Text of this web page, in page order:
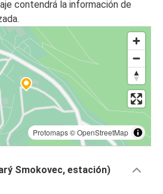
contendrá la información de
Protomaps©OpenStreetMap
Smokovec, estación)